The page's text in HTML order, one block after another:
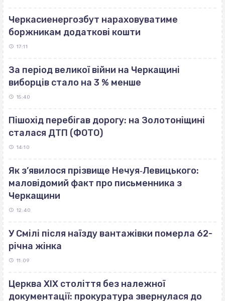
Черкасиенергозбут нараховуватиме
боржникам додаткові кошти
17:11
За період великої війни на Черкащині
виборців стало на 3 % менше
15:40
Пішохід перебігав дорогу: на Золотоніщині
сталася ДТП (ФОТО)
14:10
Як з’явилося прізвище Нечуя‐Левицького:
маловідомий факт про письменника з
Черкащини
12:40
У Смілі після наїзду вантажівки померла 62-
річна жінка
11:09
Церква ХІХ століття без належної
документації: прокуратура звернулася до